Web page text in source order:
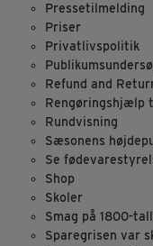
Pressetilmelding
Priser
Privatlivspolitik
Refund and
Rengøringshjælp
Rundvisning
Sæsonens
Se
Shop
Skoler
Smag på 1800-
Sparegrisen var